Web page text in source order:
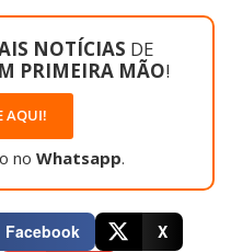
NOTÍCIAS DE
PRIMEIRA MÃO!
AQUI!
no Whatsapp.
Facebook
X